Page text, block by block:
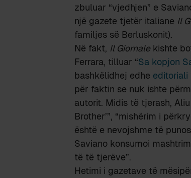
zbuluar “vjedhjen” e
një gazete tjetër italiane Il
familjes së Berluskonit).
Në fakt, Il Giornale kishte
Ferrara, tilluar “Sa kopjon
bashkëlidhej edhe
për faktin se nuk ishte
autorit. Midis të tjerash,
Brother’”, “mishërim i
është e nevojshme të
Saviano konsumoi
të të tjerëve”.
Hetimi i gazetave të